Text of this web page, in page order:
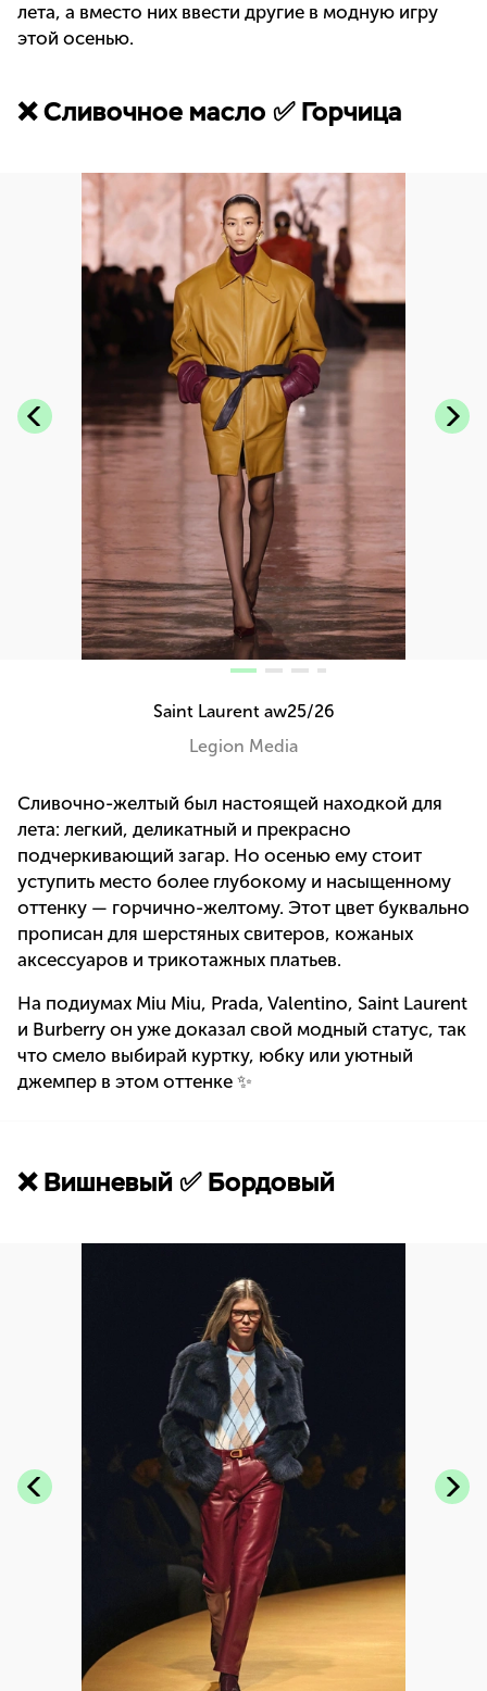
лета, а вместо них ввести другие в модную игру
этой осенью.
❌ Сливочное масло ✅ Горчица
Saint Laurent aw25/26
Legion Media
Сливочно-желтый был настоящей находкой для
лета: легкий, деликатный и прекрасно
подчеркивающий загар. Но осенью ему стоит
уступить место более глубокому и насыщенному
оттенку — горчично-желтому. Этот цвет буквально
прописан для шерстяных свитеров, кожаных
аксессуаров и трикотажных платьев.
На подиумах Miu Miu, Prada, Valentino, Saint Laurent
и Burberry он уже доказал свой модный статус, так
что смело выбирай куртку, юбку или уютный
джемпер в этом оттенке ✨
❌ Вишневый ✅ Бордовый